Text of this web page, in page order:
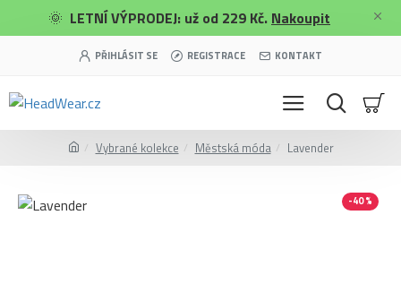
🌞 LETNÍ VÝPRODEJ: už od 229 Kč. Nakoupit
PŘIHLÁSIT SE REGISTRACE KONTAKT
Vybrané kolekce Městská móda Lavender
-40 %